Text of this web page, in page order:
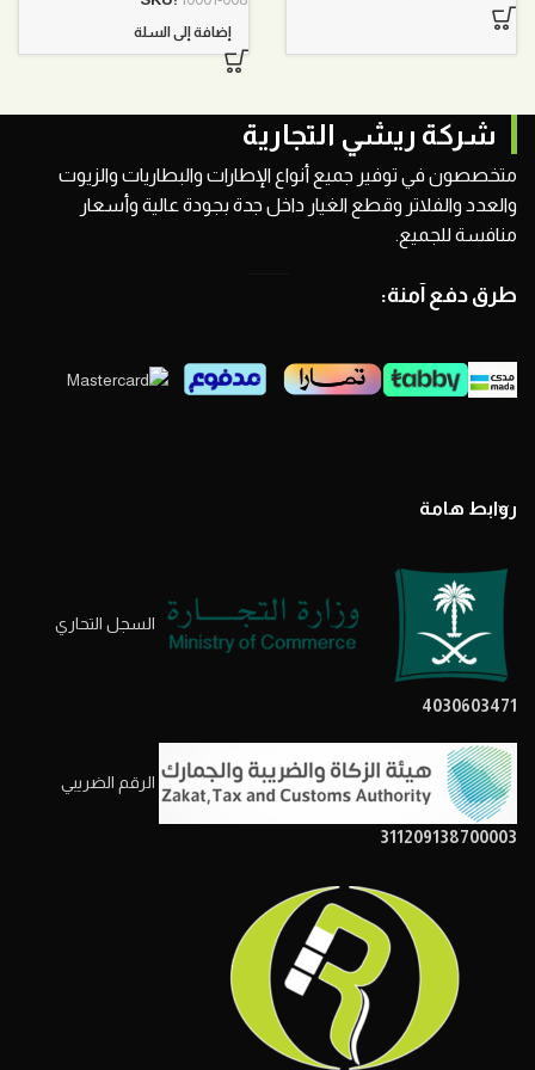
إضافة إلى السلة
شركة ريشي التجارية
متخصصون في توفير جميع أنواع الإطارات والبطاريات والزيوت
والعدد والفلاتر وقطع الغيار داخل جدة بجودة عالية وأسعار
منافسة للجميع.
طرق دفع آمنة:
روابط هامة
السجل التحاري
4030603471
الرقم الضريبي
311209138700003